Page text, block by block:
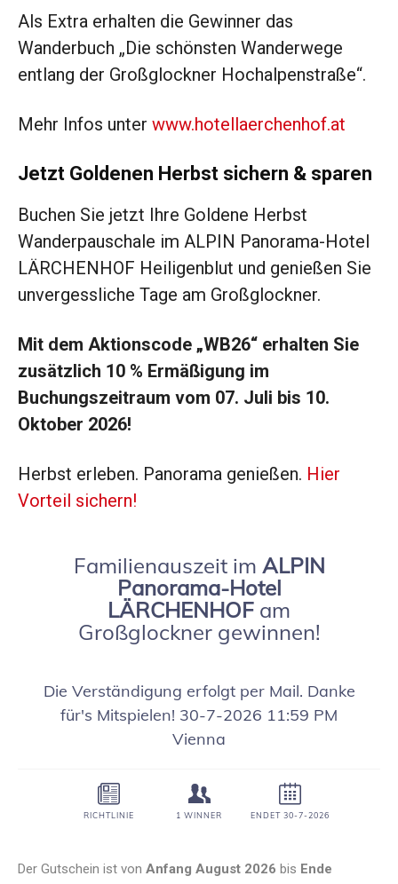
Als Extra erhalten die Gewinner das
Wanderbuch „Die schönsten Wanderwege
entlang der Großglockner Hochalpenstraße“.
Mehr Infos unter www.hotellaerchenhof.at
Jetzt Goldenen Herbst sichern & sparen
Buchen Sie jetzt Ihre Goldene Herbst
Wanderpauschale im ALPIN Panorama-Hotel
LÄRCHENHOF Heiligenblut und genießen Sie
unvergessliche Tage am Großglockner.
Mit dem Aktionscode „WB26“ erhalten Sie
zusätzlich 10 % Ermäßigung im
Buchungszeitraum vom 07. Juli bis 10.
Oktober 2026!
Herbst erleben. Panorama genießen. Hier
Vorteil sichern!
Der Gutschein ist von Anfang August 2026 bis Ende